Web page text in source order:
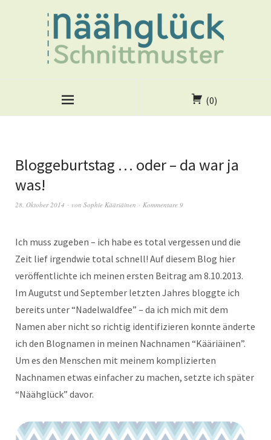
(0)
Bloggeburtstag … oder – da war ja
was!
28. Oktober 2014 von Sophie Kääriäinen Kommentare 9
Ich muss zugeben – ich habe es total vergessen und die
Zeit lief irgendwie total schnell! Auf diesem Blog hier
veröffentlichte ich meinen ersten Beitrag am 8.10.2013.
Im Augutst und September letzten Jahres bloggte ich
bereits unter “Nadelwaldfee” – da ich mich mit dem
Namen aber nicht so richtig identifizieren konnte änderte
ich den Blognamen in meinen Nachnamen “Kääriäinen”.
Um es den Menschen mit meinem komplizierten
Nachnamen etwas einfacher zu machen, setzte ich später
“Näähglück” davor.